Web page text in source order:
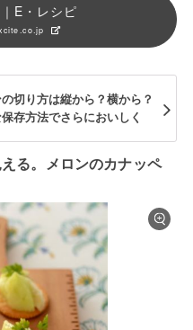
E・レシピ
切り方は縦から？横から？
存方法でさらにおいしく
る。メロンのカナッペ